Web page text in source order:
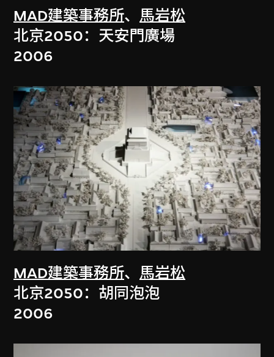
MAD建築事務所、 馬岩松
北京2050：天安門廣場
2006
MAD建築事務所、 馬岩松
北京2050：胡同泡泡
2006